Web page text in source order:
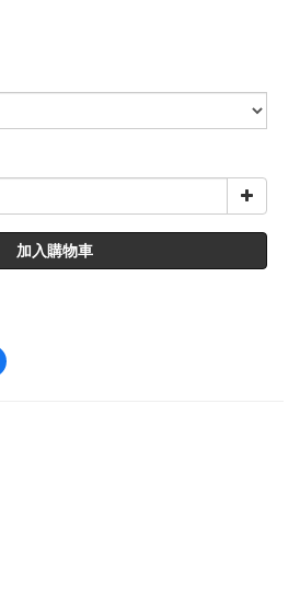
加入購物車